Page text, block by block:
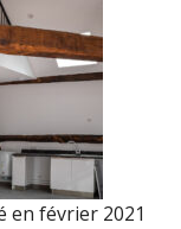
en février 2021